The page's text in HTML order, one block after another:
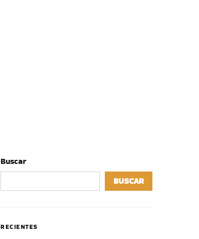
Buscar
BUSCAR
RECIENTES